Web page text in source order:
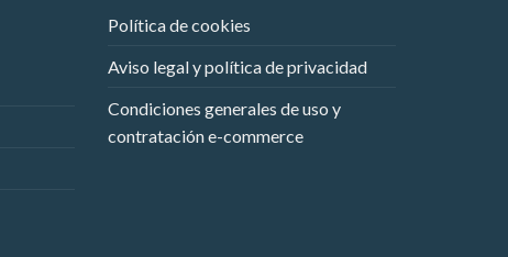
Política de cookies
Aviso legal y política de privacidad
Condiciones generales de uso y
contratación e-commerce